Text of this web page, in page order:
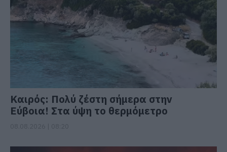
Καιρός: Πολύ ζέστη σήμερα στην
Εύβοια! Στα ύψη το θερμόμετρο